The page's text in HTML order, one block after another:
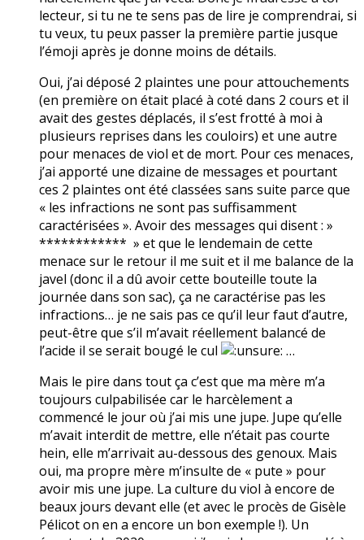
lecteur, si tu ne te sens pas de lire je comprendrai, si
tu veux, tu peux passer la première partie jusque
l’émoji après je donne moins de détails.
Oui, j’ai déposé 2 plaintes une pour attouchements
(en première on était placé à coté dans 2 cours et il
avait des gestes déplacés, il s’est frotté à moi à
plusieurs reprises dans les couloirs) et une autre
pour menaces de viol et de mort. Pour ces menaces,
j’ai apporté une dizaine de messages et pourtant
ces 2 plaintes ont été classées sans suite parce que
« les infractions ne sont pas suffisamment
caractérisées ». Avoir des messages qui disent : »
************ » et que le lendemain de cette
menace sur le retour il me suit et il me balance de la
javel (donc il a dû avoir cette bouteille toute la
journée dans son sac), ça ne caractérise pas les
infractions… je ne sais pas ce qu’il leur faut d’autre,
peut-être que s’il m’avait réellement balancé de
l’acide il se serait bougé le cul
…
Mais le pire dans tout ça c’est que ma mère m’a
toujours culpabilisée car le harcèlement a
commencé le jour où j’ai mis une jupe. Jupe qu’elle
m’avait interdit de mettre, elle n’était pas courte
hein, elle m’arrivait au-dessous des genoux. Mais
oui, ma propre mère m’insulte de « pute » pour
avoir mis une jupe. La culture du viol à encore de
beaux jours devant elle (et avec le procès de Gisèle
Pélicot on en a encore un bon exemple !). Un